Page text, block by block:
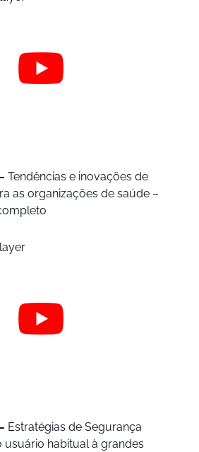
Tendências e inovações de
as organizações de saúde –
Estratégias de Segurança
usuário habitual à grandes